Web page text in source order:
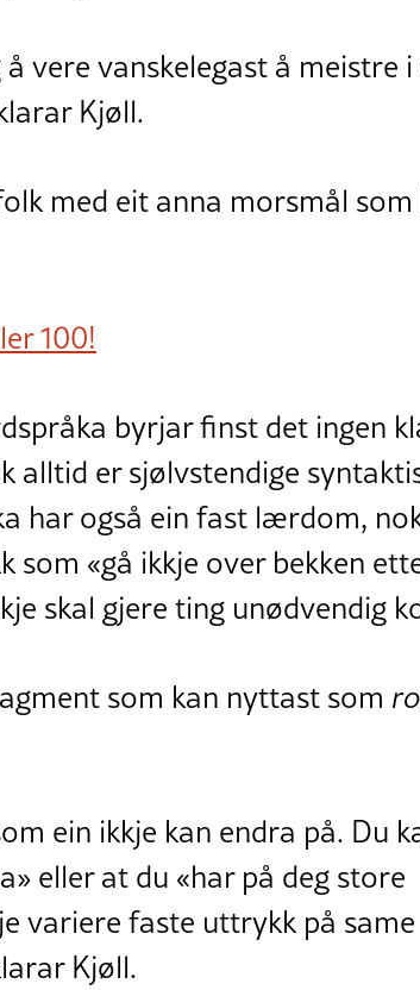
vere vanskelegast å meistre
Kjøll.
med eit anna morsmål
100!
byrjar finst det ingen
er sjølvstendige
har også ein fast lærdom,
«gå ikkje over bekken
skal gjere ting unødvendig
som kan nyttast som
ein ikkje kan endra på. Du
eller at du «har på deg store
variere faste uttrykk på
Kjøll.